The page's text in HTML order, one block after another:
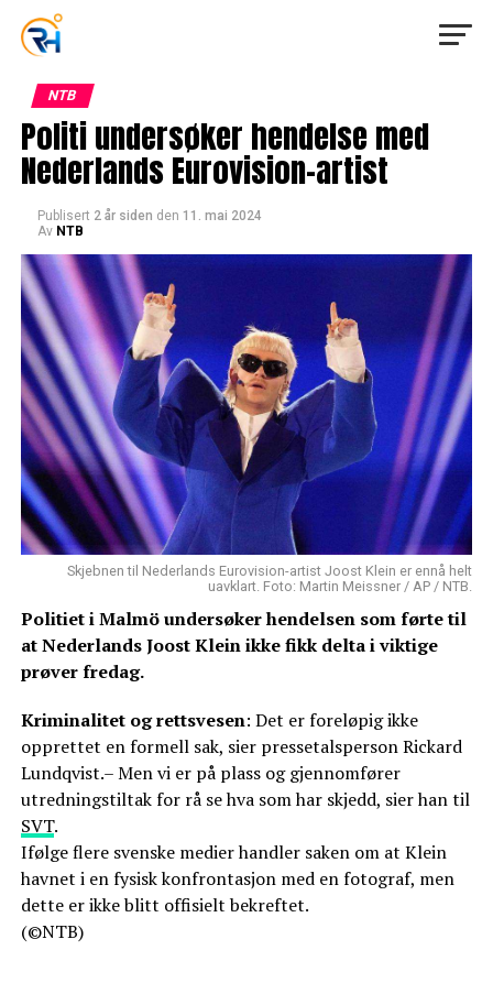
NTB
Politi undersøker hendelse med
Nederlands Eurovision-artist
Publisert 2 år siden den 11. mai 2024
Av NTB
Skjebnen til Nederlands Eurovision-artist Joost Klein er ennå helt
uavklart. Foto: Martin Meissner / AP / NTB.
Politiet i Malmö undersøker hendelsen som førte til
at Nederlands Joost Klein ikke fikk delta i viktige
prøver fredag.
Kriminalitet og rettsvesen: Det er foreløpig ikke
opprettet en formell sak, sier pressetalsperson Rickard
Lundqvist.– Men vi er på plass og gjennomfører
utredningstiltak for rå se hva som har skjedd, sier han til
SVT.
Ifølge flere svenske medier handler saken om at Klein
havnet i en fysisk konfrontasjon med en fotograf, men
dette er ikke blitt offisielt bekreftet.
(©NTB)